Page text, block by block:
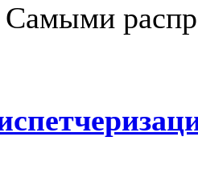
Самыми